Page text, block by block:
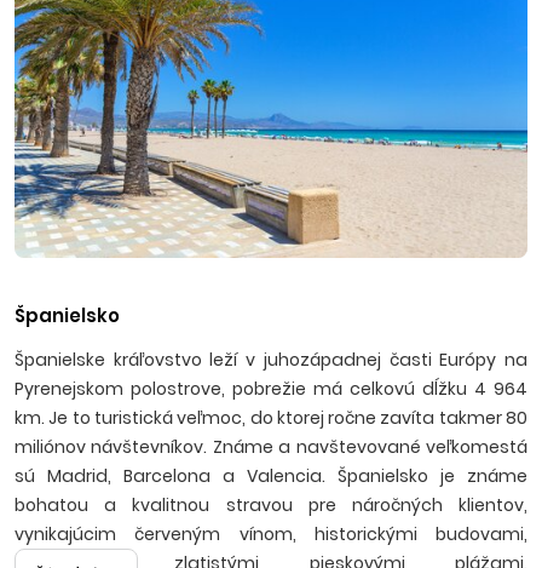
Španielsko
Španielske kráľovstvo leží v juhozápadnej časti Európy na
Pyrenejskom polostrove, pobrežie má celkovú dĺžku 4 964
km. Je to turistická veľmoc, do ktorej ročne zavíta takmer 80
miliónov návštevníkov. Známe a navštevované veľkomestá
sú Madrid, Barcelona a Valencia. Španielsko je známe
bohatou a kvalitnou stravou pre náročných klientov,
vynikajúcim červeným vínom, historickými budovami,
pamiatkami, zlatistými pieskovými plážami,